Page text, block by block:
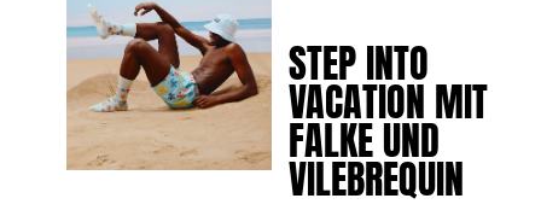
Kontaktieren sie uns
Verfolgen Sie meine Bestellung
Mein Konto
STEP INTO
VACATION MIT
FALKE UND
VILEBREQUIN